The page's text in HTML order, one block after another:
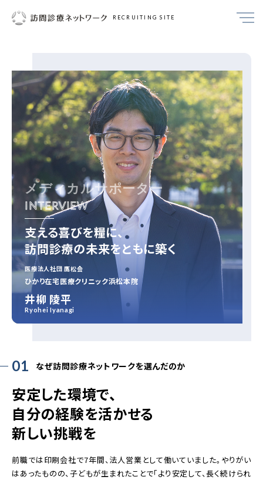
RECRUITING SITE
メディカルサポーター
INTERVIEW
支える喜びを糧に、
訪問診療の未来をともに築く
医療法人社団 鷹松会
ひかり在宅医療クリニック浜松本院
井柳 陵平
Ryohei Iyanagi
01 なぜ訪問診療ネットワークを選んだのか
安定した環境で、
自分の経験を活かせる
新しい挑戦を
前職では印刷会社で7年間、法人営業として働いていました。やりがい
はあったものの、子どもが生まれたことで「より安定して、長く続けられ